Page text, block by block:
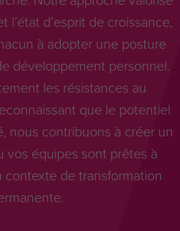
l’état d’esprit de croissance,
à adopter une posture
développement personnel.
les résistances au
que le potentiel
nous contribuons à créer un
vos équipes sont prêtes à
contexte de transformation